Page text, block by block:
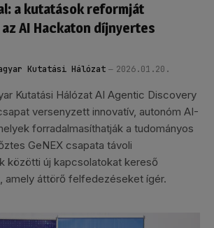
a kutatások reformját
AI Hackaton díjnyertes
Kutatási Hálózat 2026.01.20.
Kutatási Hálózat AI Agentic Discovery
versenyzett innovatív, autonóm AI-
forradalmasíthatják a tudományos
GeNEX csapata távoli
közötti új kapcsolatokat kereső
amely áttörő felfedezéseket ígér.